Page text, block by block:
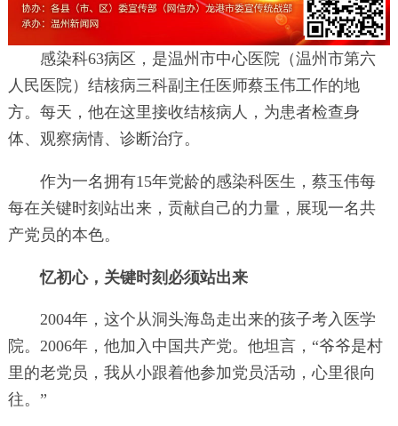
感染科63病区，是温州市中心医院（温州市第六
人民医院）结核病三科副主任医师蔡玉伟工作的地
方。每天，他在这里接收结核病人，为患者检查身
体、观察病情、诊断治疗。
作为一名拥有15年党龄的感染科医生，蔡玉伟每
每在关键时刻站出来，贡献自己的力量，展现一名共
产党员的本色。
忆初心，关键时刻必须站出来
2004年，这个从洞头海岛走出来的孩子考入医学
院。2006年，他加入中国共产党。他坦言，“爷爷是村
里的老党员，我从小跟着他参加党员活动，心里很向
往。”